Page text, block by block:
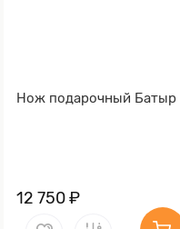
Нож подарочный Батыр
12 750 ₽